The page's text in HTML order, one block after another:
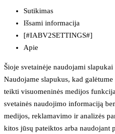
Sutikimas
Išsami informacija
[#IABV2SETTINGS#]
Apie
Šioje svetainėje naudojami slapukai
Naudojame slapukus, kad
teikti visuomeninės medijos
svetainės naudojimo informaciją
medijos, reklamavimo ir analizės
kitos jūsų pateiktos arba naudojant